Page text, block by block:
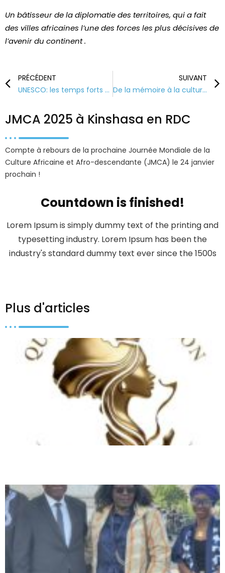
Un bâtisseur de la diplomatie des territoires, qui a fait
des villes africaines l’une des forces les plus décisives de
l’avenir du continent .
PRÉCÉDENT
UNESCO: les temps forts de la Journée mondiale de la Culture Africaine et Afro-descendante
SUIVANT
De la mémoire à la culture : L’esprit de la JMCA au coeur de l’hommage au Soldat inconnu
JMCA 2025 à Kinshasa en RDC
Compte à rebours de la prochaine Journée Mondiale de la
Culture Africaine et Afro-descendante (JMCA) le 24 janvier
prochain !
Countdown is finished!
Lorem Ipsum is simply dummy text of the printing and
typesetting industry. Lorem Ipsum has been the
industry's standard dummy text ever since the 1500s
Plus d'articles